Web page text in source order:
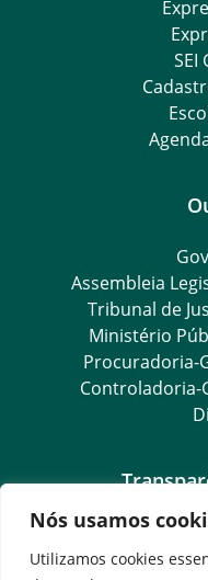
Nós usamos
Utilizamos cookies
SEI
Assembleia
Tribunal de
Ministério
Procuradoria-
Controladoria-